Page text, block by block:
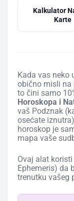
Kalkulator
Karte
Kada vas neko
obično misli na
to čini samo
Horoskopa i
vaš Podznak
osećate
horoskop je
mapa vaše
Ovaj alat
Ephemeris) da
trenutku vašeg